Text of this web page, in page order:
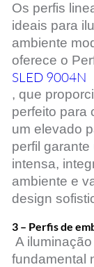
Os perfis
ideais para
ambiente
oferece o
SLED 9004N
, que
perfeito para
um elevado
perfil
intensa,
ambiente e
design
3 – Perfis de
A
fundamental